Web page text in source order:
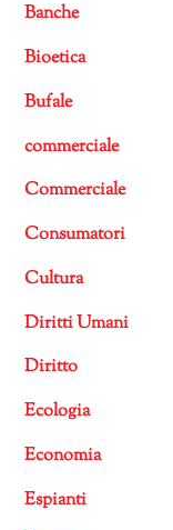
Banche
Bioetica
Bufale
commerciale
Commerciale
Consumatori
Cultura
Diritti Umani
Diritto
Ecologia
Economia
Espianti